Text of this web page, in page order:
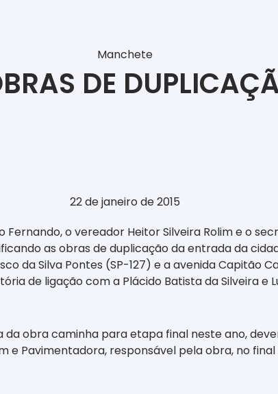
Manchete
DE
22 de janeiro de 2015
Fernando, o vereador Heitor Silveira Rolim e o
as obras de duplicação da entrada da
da Silva Pontes (SP-127) e a avenida Capitão
de ligação com a Plácido Batista da Silveira e
obra caminha para etapa final neste ano,
e Pavimentadora, responsável pela obra, no